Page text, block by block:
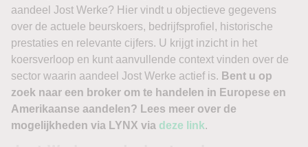
aandeel Jost Werke? Hier vindt u objectieve gegevens
over de actuele beurskoers, bedrijfsprofiel, historische
prestaties en relevante cijfers. U krijgt inzicht in het
koersverloop en kunt aanvullende context vinden over de
sector waarin aandeel Jost Werke actief is. Bent u op
zoek naar een broker om te handelen in Europese en
Amerikaanse aandelen? Lees meer over de
mogelijkheden via LYNX via deze link.